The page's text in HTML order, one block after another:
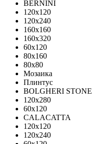
BERNINI
120x120
120x240
160x160
160x320
60x120
80x160
80x80
Мозаика
Плинтус
BOLGHERI STONE
120x280
60x120
CALACATTA
120x120
120x240